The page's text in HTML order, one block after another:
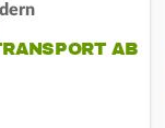
AB